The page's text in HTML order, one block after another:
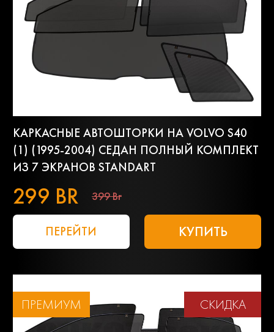
КАРКАСНЫЕ АВТОШТОРКИ НА VOLVO S40
(1) (1995-2004) СЕДАН ПОЛНЫЙ КОМПЛЕКТ
ИЗ 7 ЭКРАНОВ STANDART
299 BR 399 Br
ПЕРЕЙТИ КУПИТЬ
ПРЕМИУМ СКИДКА